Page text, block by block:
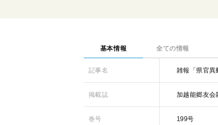
基本情報 全ての情報
記事名 雑報「県官異
掲載誌 加越能郷友会
巻号 199号